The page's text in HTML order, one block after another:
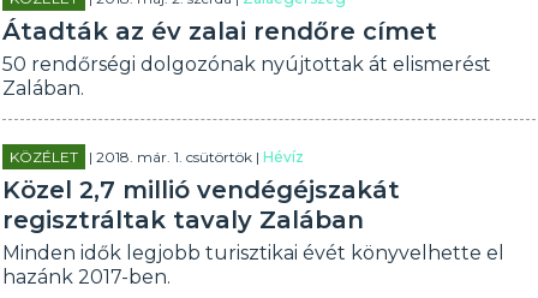
Átadták az év zalai rendőre címet
50 rendőrségi dolgozónak nyújtottak át elismerést
Zalában.
KÖZÉLET | 2018. már. 1. csütörtök |Hévíz
Közel 2,7 millió vendégéjszakát
regisztráltak tavaly Zalában
Minden idők legjobb turisztikai évét könyvelhette el
hazánk 2017-ben.